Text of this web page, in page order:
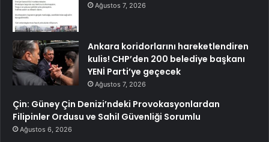
Ağustos 7, 2026
Ankara koridorlarını hareketlendiren
kulis! CHP’den 200 belediye başkanı
YENİ Parti’ye geçecek
Ağustos 7, 2026
Çin: Güney Çin Denizi’ndeki Provokasyonlardan
Filipinler Ordusu ve Sahil Güvenliği Sorumlu
Ağustos 6, 2026